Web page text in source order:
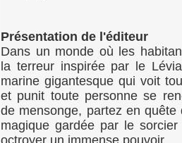
Présentation de l'éditeur
Dans un monde où les
la terreur inspirée par le
marine gigantesque qui voit
et punit toute personne se
de mensonge, partez en quête
magique gardée par le
octroyer un immense pouvoir…